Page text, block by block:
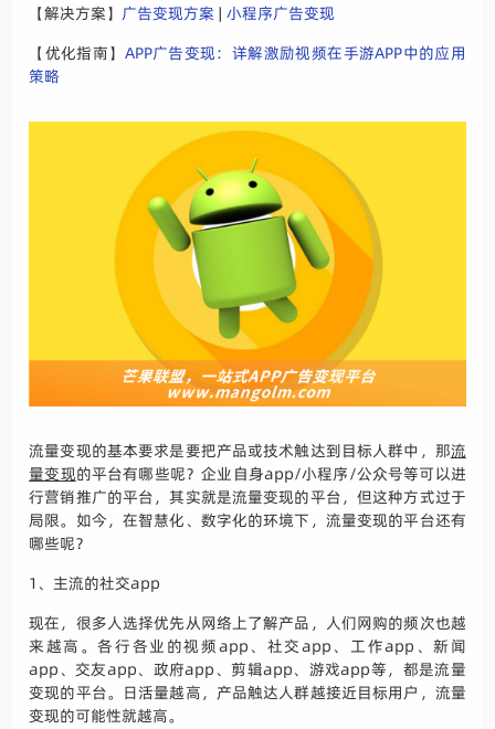
【解决方案】广告变现方案 |小程序广告变现
【优化指南】 APP广告变现：详解激励视频在手游APP中的应用
策略
流量变现的基本要求是要把产品或技术触达到目标人群中，那流
量变现的平台有哪些呢？企业自身app/小程序/公众号等可以进
行营销推广的平台，其实就是流量变现的平台，但这种方式过于
局限。如今，在智慧化、数字化的环境下，流量变现的平台还有
哪些呢？
1、主流的社交app
现在，很多人选择优先从网络上了解产品，人们网购的频次也越
来越高。各行各业的视频app、社交app、工作app、新闻
app、交友app、政府app、剪辑app、游戏app等，都是流量
变现的平台。日活量越高，产品触达人群越接近目标用户，流量
变现的可能性就越高。